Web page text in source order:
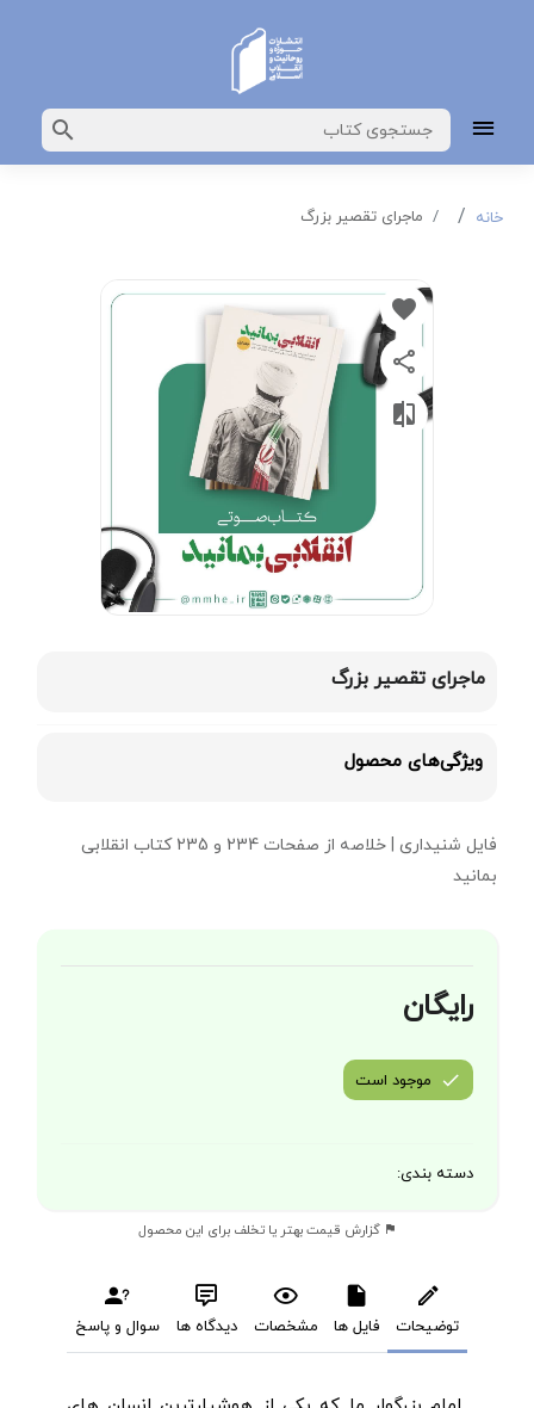
خانه ماجرای تقصیر بزرگ
ماجرای تقصیر بزرگ
ویژگی‌های محصول
فایل شنیداری | خلاصه از صفحات 234 و 235 کتاب انقلابی
بمانید
رایگان
موجود است
دسته بندی:
گزارش قیمت بهتر یا تخلف برای این محصول
توضیحات فایل ها مشخصات دیدگاه ها سوال و پاسخ